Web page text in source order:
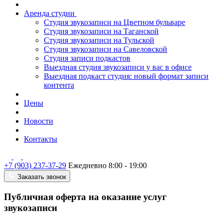
Аренда студии
Студия звукозаписи на Цветном бульваре
Студия звукозаписи на Таганской
Студия звукозаписи на Тульской
Студия звукозаписи на Савеловской
Студия записи подкастов
Выездная студия звукозаписи у вас в офисе
Выездная подкаст студия: новый формат записи
контента
Цены
Новости
Контакты
+7 (903) 237-37-29 Ежедневно 8:00 - 19:00
Заказать звонок
Публичная оферта на оказание услуг
звукозаписи